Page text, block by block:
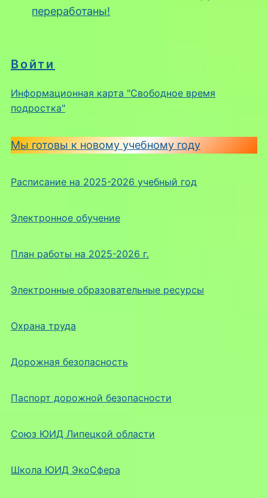
Войти
Информационная карта "Свободное время
подростка"
Мы готовы к новому учебному году
Расписание на 2025-2026 учебный год
Электронное обучение
План работы на 2025-2026 г.
Электронные образовательные ресурсы
Охрана труда
Дорожная безопасность
Паспорт дорожной безопасности
Союз ЮИД Липецкой области
Школа ЮИД ЭкоСфера
переработаны!